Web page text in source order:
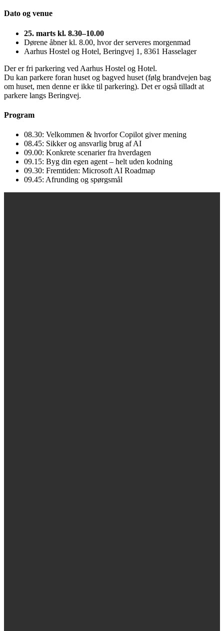
Dato og venue
25. marts kl. 8.30–10.00
Dørene åbner kl. 8.00, hvor der serveres morgenmad
Aarhus Hostel og Hotel, Beringvej 1, 8361 Hasselager
Der er fri parkering ved Aarhus Hostel og Hotel.
Du kan parkere foran huset og bagved huset (følg brandvejen bag
om huset, men denne er ikke til parkering). Det er også tilladt at
parkere langs Beringvej.
Program
08.30: Velkommen & hvorfor Copilot giver mening
08.45: Sikker og ansvarlig brug af AI
09.00: Konkrete scenarier fra hverdagen
09.15: Byg din egen agent – helt uden kodning
09.30: Fremtiden: Microsoft AI Roadmap
09.45: Afrunding og spørgsmål